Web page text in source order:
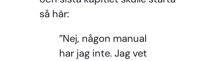
så här:
”Nej, någon manual
har jag inte. Jag vet